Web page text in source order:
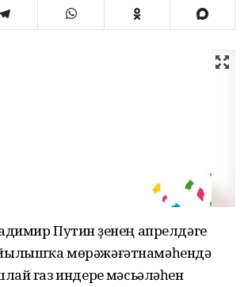
Путин үҙенең апрелдәге
мөрәжәғәтнамәһендә
газ индереү мәсьәләһен